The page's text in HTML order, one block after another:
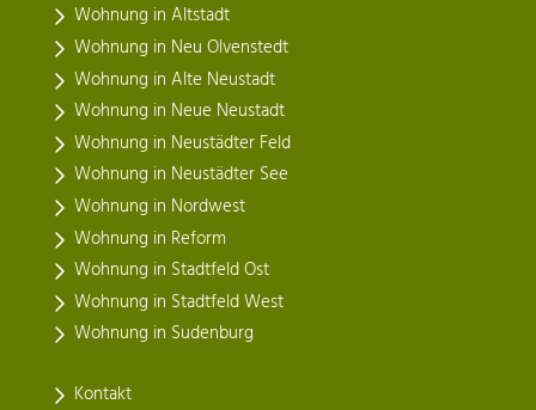
Wohnung in Altstadt
Wohnung in Neu Olvenstedt
Wohnung in Alte Neustadt
Wohnung in Neue Neustadt
Wohnung in Neustädter Feld
Wohnung in Neustädter See
Wohnung in Nordwest
Wohnung in Reform
Wohnung in Stadtfeld Ost
Wohnung in Stadtfeld West
Wohnung in Sudenburg
Kontakt